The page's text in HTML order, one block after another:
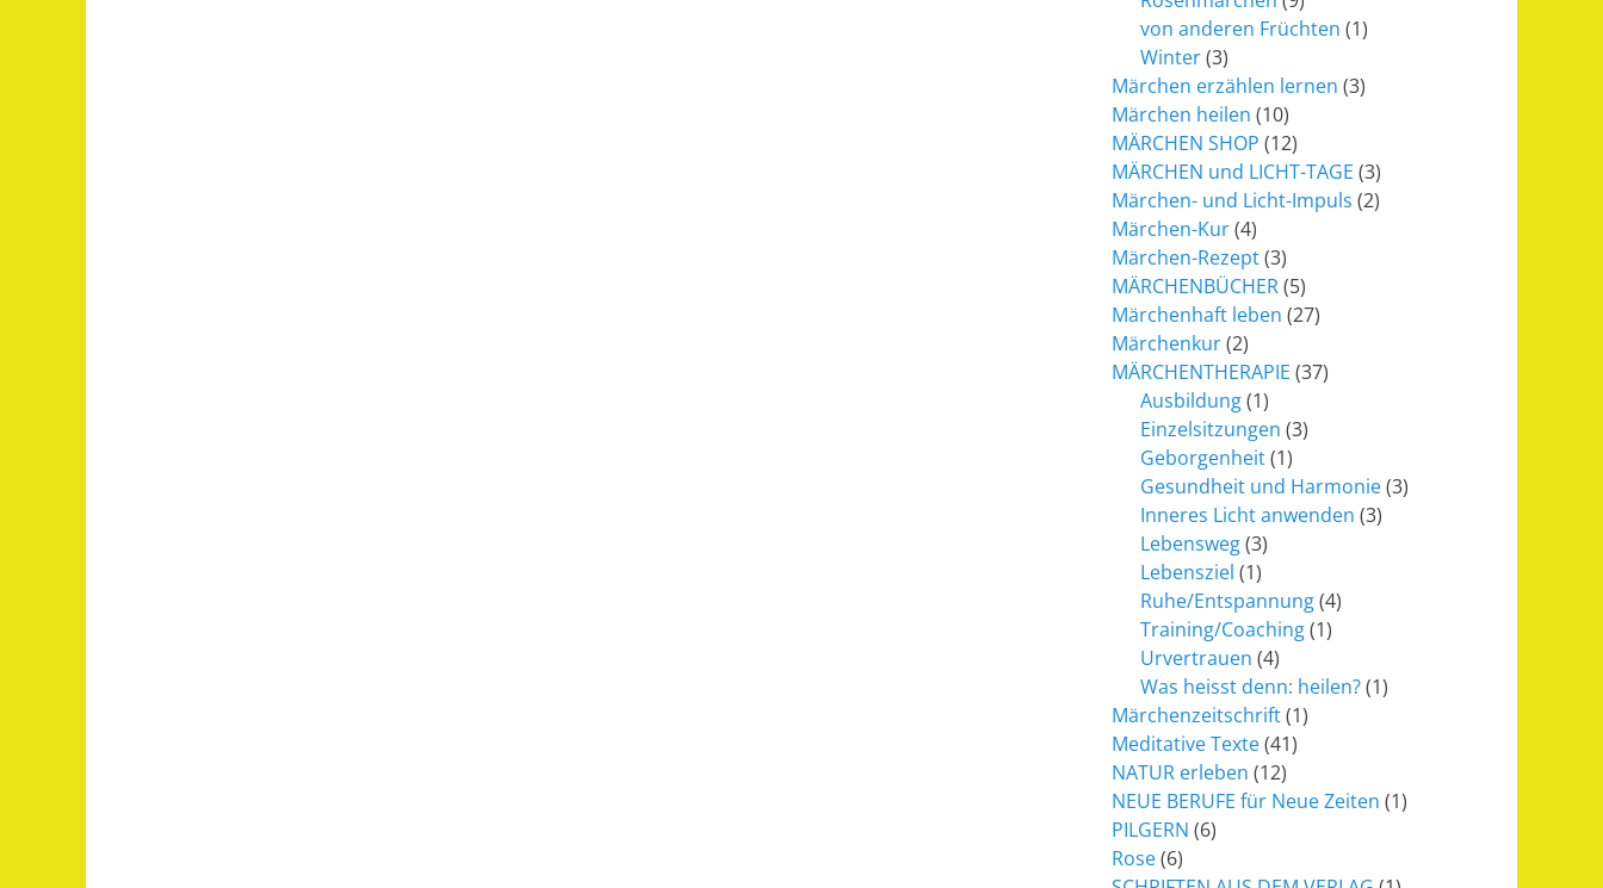
von anderen Früchten (1)
Winter(3)
Märchen erzählen lernen (3)
Märchen heilen (10)
MÄRCHEN SHOP (12)
MÄRCHEN und LICHT-TAGE (3)
Märchen- und Licht-Impuls (2)
Märchen-Kur(4)
Märchen-Rezept(3)
MÄRCHENBÜCHER(5)
Märchenhaft leben (27)
Märchenkur(2)
MÄRCHENTHERAPIE (37)
Ausbildung(1)
Einzelsitzungen (3)
Geborgenheit(1)
Gesundheit und Harmonie(3)
Inneres Licht anwenden (3)
Lebensweg(3)
Lebensziel (1)
Ruhe/Entspannung(4)
Training/Coaching(1)
Urvertrauen (4)
Was heisst denn: heilen?(1)
Märchenzeitschrift(1)
Meditative Texte(41)
NATUR erleben (12)
NEUE BERUFE für Neue Zeiten (1)
PILGERN (6)
Rose(6)